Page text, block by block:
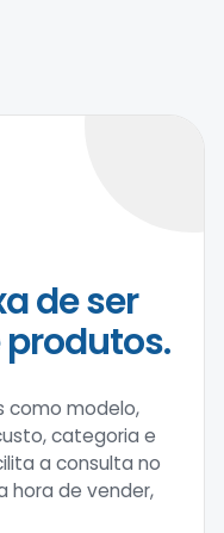
de ser
como modelo,
categoria e
a consulta no
hora de vender,